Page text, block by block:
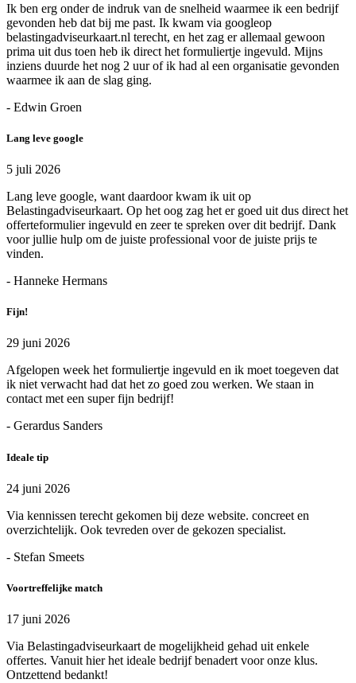
Ik ben erg onder de indruk van de snelheid waarmee ik een bedrijf
gevonden heb dat bij me past. Ik kwam via googleop
belastingadviseurkaart.nl terecht, en het zag er allemaal gewoon
prima uit dus toen heb ik direct het formuliertje ingevuld. Mijns
inziens duurde het nog 2 uur of ik had al een organisatie gevonden
waarmee ik aan de slag ging.
- Edwin Groen
Lang leve google
5 juli 2026
Lang leve google, want daardoor kwam ik uit op
Belastingadviseurkaart. Op het oog zag het er goed uit dus direct het
offerteformulier ingevuld en zeer te spreken over dit bedrijf. Dank
voor jullie hulp om de juiste professional voor de juiste prijs te
vinden.
- Hanneke Hermans
Fijn!
29 juni 2026
Afgelopen week het formuliertje ingevuld en ik moet toegeven dat
ik niet verwacht had dat het zo goed zou werken. We staan in
contact met een super fijn bedrijf!
- Gerardus Sanders
Ideale tip
24 juni 2026
Via kennissen terecht gekomen bij deze website. concreet en
overzichtelijk. Ook tevreden over de gekozen specialist.
- Stefan Smeets
Voortreffelijke match
17 juni 2026
Via Belastingadviseurkaart de mogelijkheid gehad uit enkele
offertes. Vanuit hier het ideale bedrijf benadert voor onze klus.
Ontzettend bedankt!